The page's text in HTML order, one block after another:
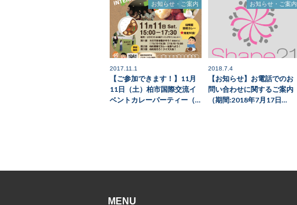
お知らせ・ご案内
2017.11.1
【ご参加できます！】11月
11日（土）柏市国際交流イ
ベントカレーパーティー（…
お知らせ・ご案内
2018.7.4
【お知らせ】お電話でのお
問い合わせに関するご案内
（期間:2018年7月17日…
MENU